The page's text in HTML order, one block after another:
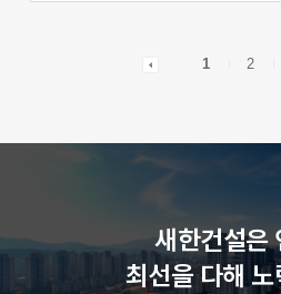
1 2
새한건설은
최선을 다해